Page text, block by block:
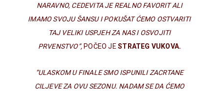
NARAVNO, CEDEVITA JE REALNO FAVORIT ALI
IMAMO SVOJU ŠANSU I POKUŠAT ĆEMO OSTVARITI
TAJ VELIKI USPJEH ZA NAS I OSVOJITI
PRVENSTVO”, POČEO JE STRATEG VUKOVA.
”ULASKOM U FINALE SMO ISPUNILI ZACRTANE
CILJEVE ZA OVU SEZONU. NADAM SE DA ĆEMO